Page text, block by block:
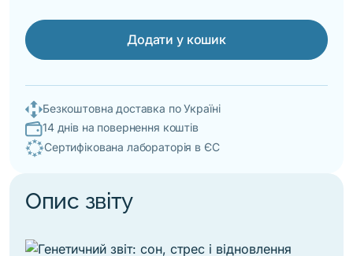
Додати у кошик
Безкоштовна доставка по Україні
14 днів на повернення коштів
Сертифікована лабораторія в ЄС
Опис звіту